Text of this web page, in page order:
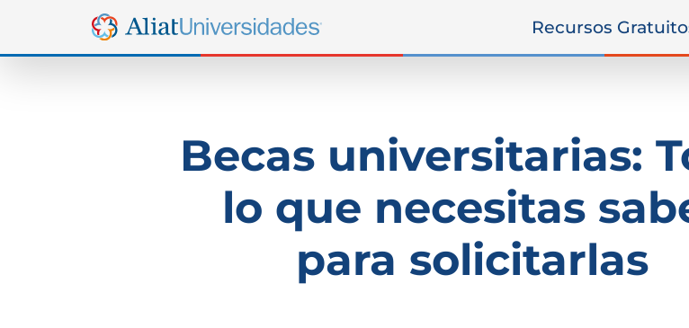
Recursos
Becas universitarias:
lo que necesitas
para solicitarlas